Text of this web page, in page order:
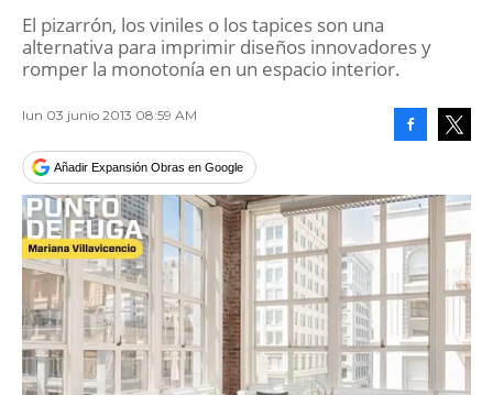
El pizarrón, los viniles o los tapices son una
alternativa para imprimir diseños innovadores y
romper la monotonía en un espacio interior.
lun 03 junio 2013 08:59 AM
Añadir Expansión Obras en Google